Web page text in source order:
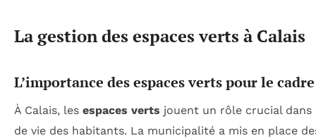
La gestion des espaces verts à Calais
L’importance des espaces verts pour le
À Calais, les espaces verts jouent un rôle crucial dans
de vie des habitants. La municipalité a mis en place